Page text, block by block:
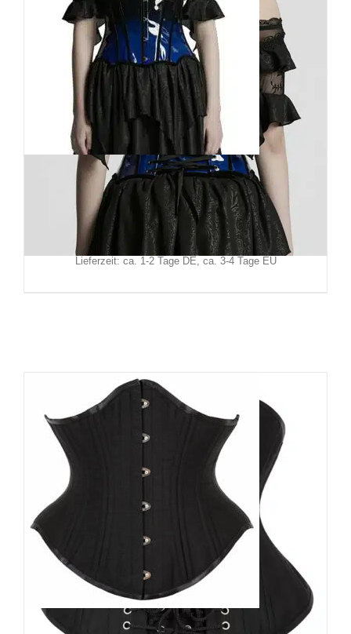
Punk Rave Korsett Daredoll
109,90€
Inkl. MwSt.
zzgl.
Versand
Lieferzeit: ca. 1-2 Tage DE, ca. 3-4 Tage EU
Moon Attic Unterbrustkorsett